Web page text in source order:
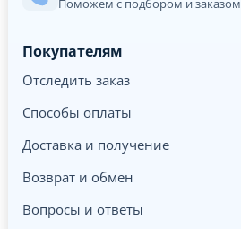
Поможем с подбором и заказом
Покупателям
Отследить заказ
Способы оплаты
Доставка и получение
Возврат и обмен
Вопросы и ответы